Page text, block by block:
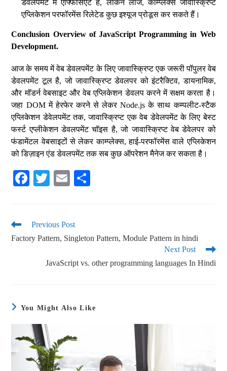
डेवेलपमेंट में एफ्फिसिएंट है, लेकिन लार्ज, काम्प्लेक्स जावास्क्रिप्ट
एप्लिकेशन परफॉरमेंस रिलेटेड कुछ इश्यूज प्रोडूस कर सकते हैं।
Conclusion Overview of JavaScript Programming in Web
Development.
आज के समय में वेब डेवलपमेंट के लिए जावास्क्रिप्ट एक जरूरी पॉपुलर वेब
डेवलपमेंट टूल है, जो जावास्क्रिप्ट डेवलपर को इंटरैक्टिव, डायनामिक,
और मॉडर्न वेबसाइट और वेब एप्लिकेशन डेवलप करने में सक्षम करता है।
जहा DOM में हेरफेर करने से लेकर Node.js के साथ कम्पलीट-स्टैक
एप्लिकेशन डेवेलपमेंट तक, जावास्क्रिप्ट एक वेब डेवेलपमेंट के लिए बेस्ट
फर्स्ट एप्लीकेशन डेवलपमेंट चॉइस है, जो जावास्क्रिप्ट वेब डेवेलपर को
फंडामेंटल वेबसाइटों से लेकर काम्प्लेक्स, हाई-परफॉरमेंस वाले एप्लिकेशन
को डिज़ाइन एंड डेवलपमेंट तक सब कुछ ऑपरेशन मैनेज कर सकता है।
Fa
ok
T
r
E
Previous Post
Factory Pattern, Singleton Pattern, Module Pattern in hindi
Next Post
JavaScript vs. other programming languages In Hindi
You Might Also Like